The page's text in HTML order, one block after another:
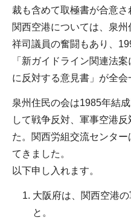
裁も含めて取極書が合意さ
関西空港については、泉
祥司議員の奮闘もあり、
「新ガイドライン関連法
に反対する意見書」が全会
泉州住民の会は1985年結
して戦争反対、軍事空港
た。関西労組交流センタ
てきました。
以下申し入れます。
大阪府は、関西空港
と。